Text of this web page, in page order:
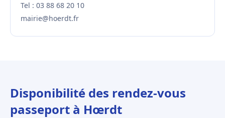
Tel : 03 88 68 20 10
mairie@hoerdt.fr
Disponibilité des rendez-vous
passeport à Hœrdt